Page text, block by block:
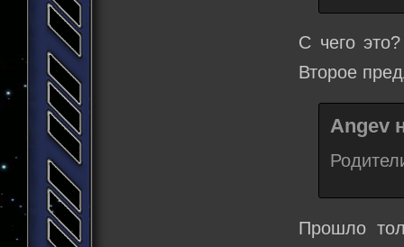
С чего
Второе
Angev
Прошло